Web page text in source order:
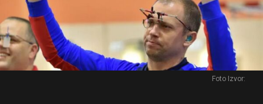
Foto Izvor: